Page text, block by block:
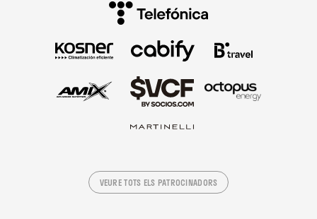
VEURE TOTS ELS PATROCINADORS